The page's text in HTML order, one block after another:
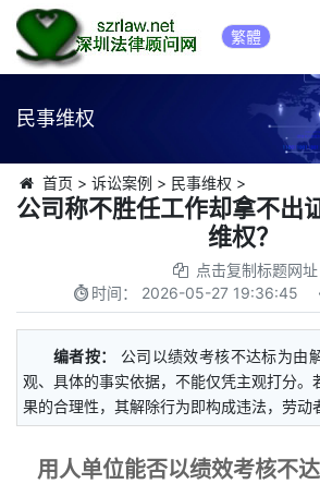
繁體
民事维权
首页 > 诉讼案例 > 民事维权 >
公司称不胜任工作却拿不出
维权？
点击复制标题网址
时间： 2026-05-27 19:36:45
编者按：
公司以绩效考核不达标为由
观、具体的事实依据，不能仅凭主观打分。
果的合理性，其解除行为即构成违法，劳动
用人单位能否以绩效考核不